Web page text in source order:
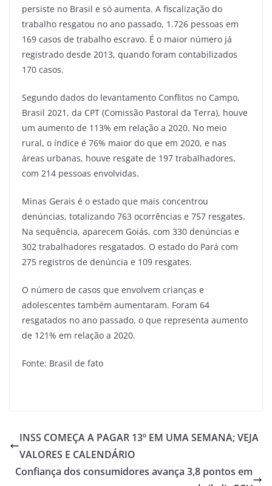
persiste no Brasil e só aumenta. A fiscalização do
trabalho resgatou no ano passado, 1.726 pessoas em
169 casos de trabalho escravo. É o maior número já
registrado desde 2013, quando foram contabilizados
170 casos.
Segundo dados do levantamento Conflitos no Campo,
Brasil 2021, da CPT (Comissão Pastoral da Terra), houve
um aumento de 113% em relação a 2020. No meio
rural, o índice é 76% maior do que em 2020, e nas
áreas urbanas, houve resgate de 197 trabalhadores,
com 214 pessoas envolvidas.
Minas Gerais é o estado que mais concentrou
denúncias, totalizando 763 ocorrências e 757 resgates.
Na sequência, aparecem Goiás, com 330 denúncias e
302 trabalhadores resgatados. O estado do Pará com
275 registros de denúncia e 109 resgates.
O número de casos que envolvem crianças e
adolescentes também aumentaram. Foram 64
resgatados no ano passado, o que representa aumento
de 121% em relação a 2020.
Fonte: Brasil de fato
INSS COMEÇA A PAGAR 13º EM UMA SEMANA; VEJA
VALORES E CALENDÁRIO
Confiança dos consumidores avança 3,8 pontos em